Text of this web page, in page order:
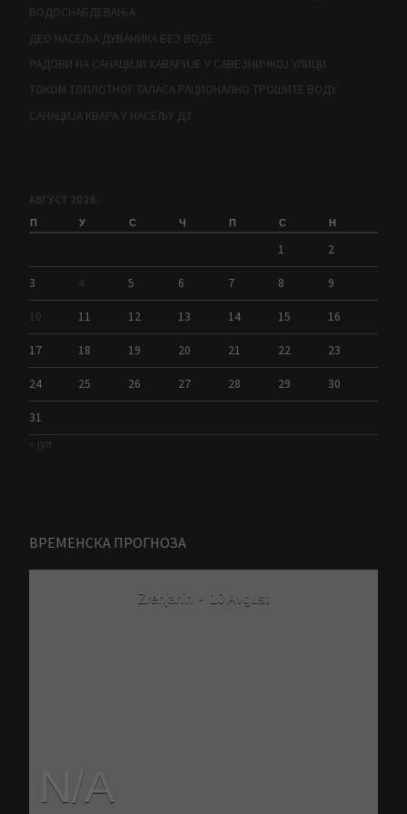
ВОДОСНАБДЕВАЊА
ДЕО НАСЕЉА ДУВАНИКА БЕЗ ВОДЕ
РАДОВИ НА САНАЦИЈИ ХАВАРИЈЕ У САВЕЗНИЧКОЈ УЛИЦИ
ТОКОМ ТОПЛОТНОГ ТАЛАСА РАЦИОНАЛНО ТРОШИТЕ ВОДУ
САНАЦИЈА КВАРА У НАСЕЉУ Д3
АВГУСТ 2026.
П У С Ч П С Н
1 2
3 4 5 6 7 8 9
10 11 12 13 14 15 16
17 18 19 20 21 22 23
24 25 26 27 28 29 30
31
« јул
ВРЕМЕНСКА ПРОГНОЗА
Zrenjanin - 10 Avgust
N/A